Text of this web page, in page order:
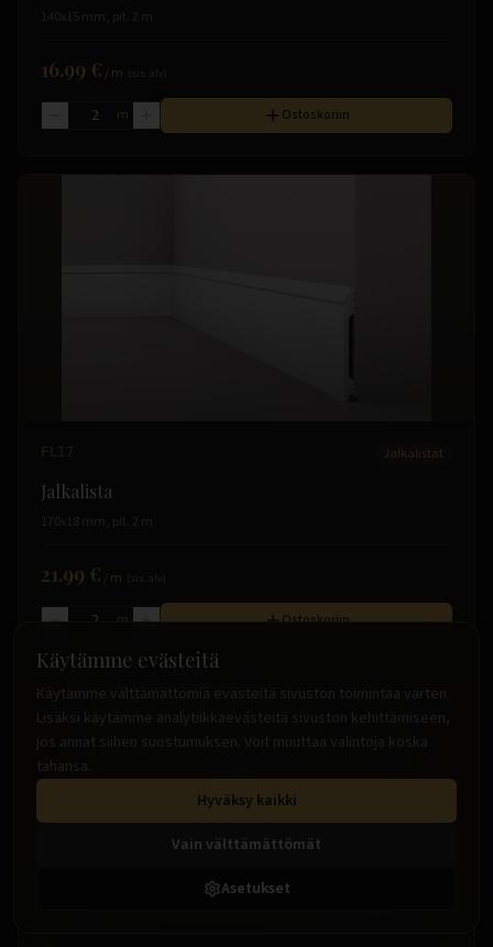
140x15 mm, pit. 2 m
16.99 € /m
m Ostoskoriin
FL17 Jalkalistat
Jalkalista
170x18 mm, pit. 2 m
21.99 € /m
m Ostoskoriin
Käytämme evästeitä
Käytämme välttämättömiä evästeitä sivuston toimintaa varten.
Lisäksi käytämme analytiikkaevästeitä sivuston kehittämiseen,
jos annat siihen suostumuksen. Voit muuttaa valintoja koska
tahansa.
Hyväksy kaikki
Vain välttämättömät
Asetukset